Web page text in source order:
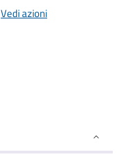
Vedi azioni